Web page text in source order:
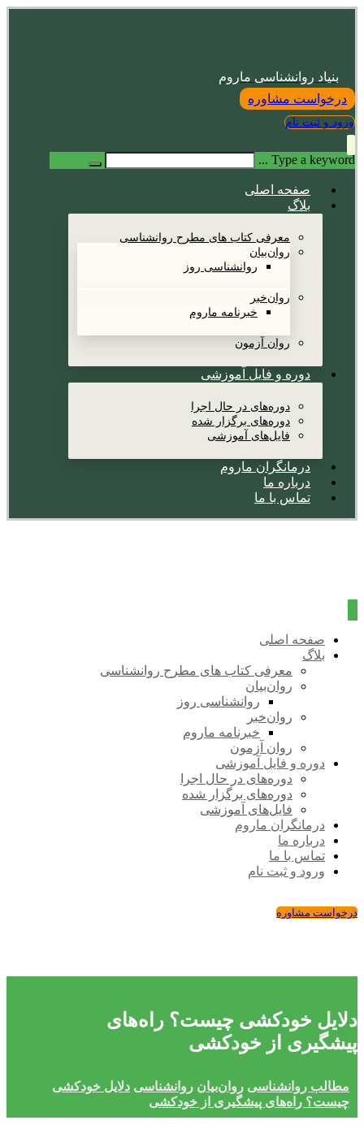
بنیاد روانشناسی ماروم
درخواست مشاوره
ورود و ثبت نام
Type a keyword ...
صفحه اصلی
بلاگ
معرفی کتاب های مطرح روانشناسی
روان‌بیان
روانشناسی روز
روان‌خبر
خبرنامه ماروم
روان آزمون
دوره و فایل آموزشی
دوره‌های در حال اجرا
دوره‌های برگزار شده
فایل‌های آموزشی
درمانگران ماروم
درباره ما
تماس با ما
صفحه اصلی
بلاگ
معرفی کتاب های مطرح روانشناسی
روان‌بیان
روانشناسی روز
روان‌خبر
خبرنامه ماروم
روان آزمون
دوره و فایل آموزشی
دوره‌های در حال اجرا
دوره‌های برگزار شده
فایل‌های آموزشی
درمانگران ماروم
درباره ما
تماس با ما
ورود و ثبت نام
درخواست مشاوره
دلایل خودکشی چیست؟ راه‌های
پیشگیری از خودکشی
مطالب روانشناسی روان‌بیان روانشناسی دلایل خودکشی
چیست؟ راه‌های پیشگیری از خودکشی